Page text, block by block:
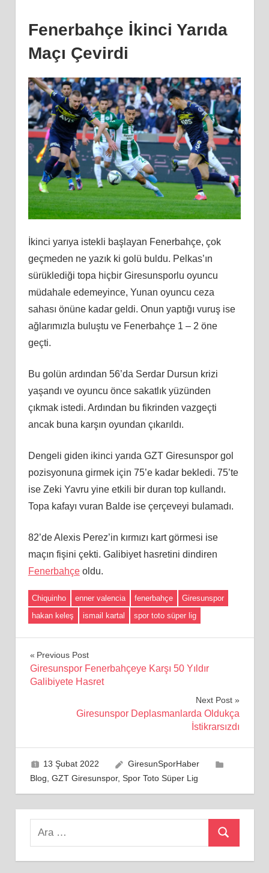
Fenerbahçe İkinci Yarıda
Maçı Çevirdi
İkinci yarıya istekli başlayan Fenerbahçe, çok
geçmeden ne yazık ki golü buldu. Pelkas’ın
sürüklediği topa hiçbir Giresunsporlu oyuncu
müdahale edemeyince, Yunan oyuncu ceza
sahası önüne kadar geldi. Onun yaptığı vuruş ise
ağlarımızla buluştu ve Fenerbahçe 1 – 2 öne
geçti.
Bu golün ardından 56’da Serdar Dursun krizi
yaşandı ve oyuncu önce sakatlık yüzünden
çıkmak istedi. Ardından bu fikrinden vazgeçti
ancak buna karşın oyundan çıkarıldı.
Dengeli giden ikinci yarıda GZT Giresunspor gol
pozisyonuna girmek için 75’e kadar bekledi. 75’te
ise Zeki Yavru yine etkili bir duran top kullandı.
Topa kafayı vuran Balde ise çerçeveyi bulamadı.
82’de Alexis Perez’in kırmızı kart görmesi ise
maçın fişini çekti. Galibiyet hasretini dindiren
Fenerbahçeoldu.
Chiquinho enner valencia fenerbahçe
Giresunspor
hakan keleş
ismail kartal spor toto süper lig
Yazı
gezinmesi
Previous Post
Giresunspor Fenerbahçeye Karşı 50 Yıldır
Galibiyete Hasret
Next Post
Giresunspor Deplasmanlarda Oldukça
İstikrarsızdı
13 Şubat 2022
GiresunSporHaber
Blog, GZT Giresunspor, Spor Toto Süper Lig
Search
Ara